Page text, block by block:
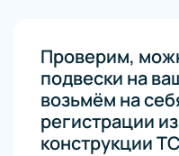
Проверим,
подвески на
возьмём на
регистрации
конструкции